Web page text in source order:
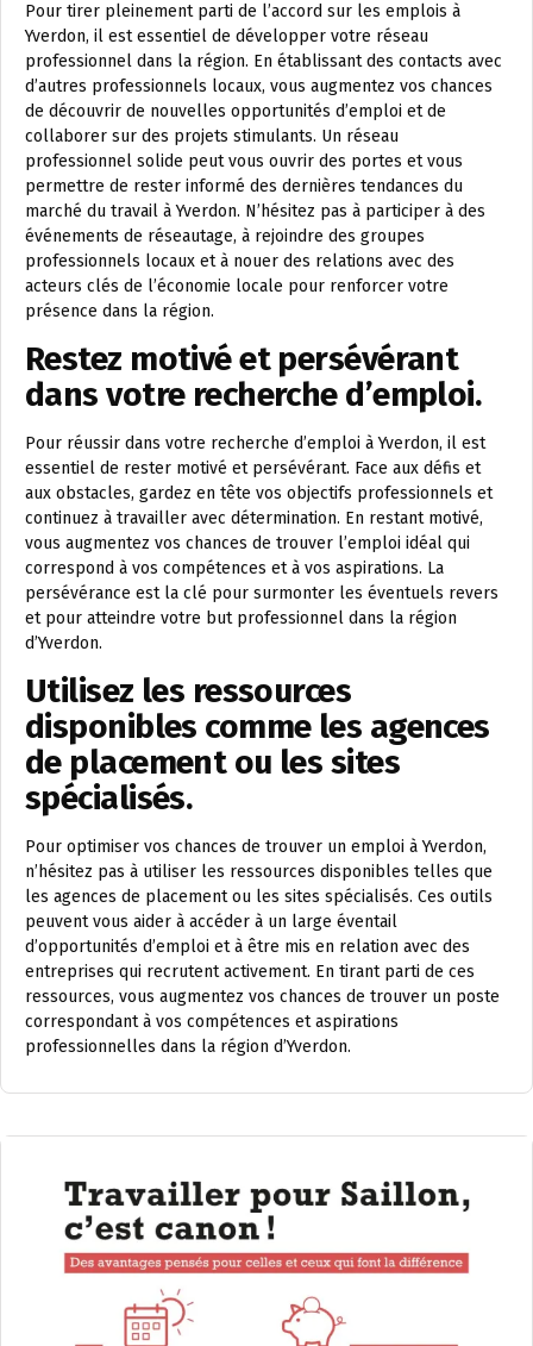
Pour tirer pleinement parti de l’accord sur les emplois à
Yverdon, il est essentiel de développer votre réseau
professionnel dans la région. En établissant des contacts avec
d’autres professionnels locaux, vous augmentez vos chances
de découvrir de nouvelles opportunités d’emploi et de
collaborer sur des projets stimulants. Un réseau
professionnel solide peut vous ouvrir des portes et vous
permettre de rester informé des dernières tendances du
marché du travail à Yverdon. N’hésitez pas à participer à des
événements de réseautage, à rejoindre des groupes
professionnels locaux et à nouer des relations avec des
acteurs clés de l’économie locale pour renforcer votre
présence dans la région.
Restez motivé et persévérant
dans votre recherche d’emploi.
Pour réussir dans votre recherche d’emploi à Yverdon, il est
essentiel de rester motivé et persévérant. Face aux défis et
aux obstacles, gardez en tête vos objectifs professionnels et
continuez à travailler avec détermination. En restant motivé,
vous augmentez vos chances de trouver l’emploi idéal qui
correspond à vos compétences et à vos aspirations. La
persévérance est la clé pour surmonter les éventuels revers
et pour atteindre votre but professionnel dans la région
d’Yverdon.
Utilisez les ressources
disponibles comme les agences
de placement ou les sites
spécialisés.
Pour optimiser vos chances de trouver un emploi à Yverdon,
n’hésitez pas à utiliser les ressources disponibles telles que
les agences de placement ou les sites spécialisés. Ces outils
peuvent vous aider à accéder à un large éventail
d’opportunités d’emploi et à être mis en relation avec des
entreprises qui recrutent activement. En tirant parti de ces
ressources, vous augmentez vos chances de trouver un poste
correspondant à vos compétences et aspirations
professionnelles dans la région d’Yverdon.